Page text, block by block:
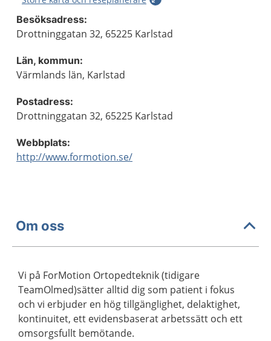
Besöksadress:
Drottninggatan 32, 65225 Karlstad
Län, kommun:
Värmlands län, Karlstad
Postadress:
Drottninggatan 32, 65225 Karlstad
Webbplats:
http://www.formotion.se/
Om oss
Vi på ForMotion Ortopedteknik (tidigare
TeamOlmed)sätter alltid dig som patient i fokus
och vi erbjuder en hög tillgänglighet, delaktighet,
kontinuitet, ett evidensbaserat arbetssätt och ett
omsorgsfullt bemötande.